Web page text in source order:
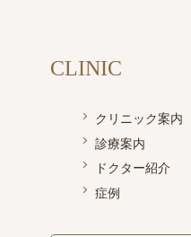
CLINIC
クリニック案内
診療案内
ドクター紹介
症例